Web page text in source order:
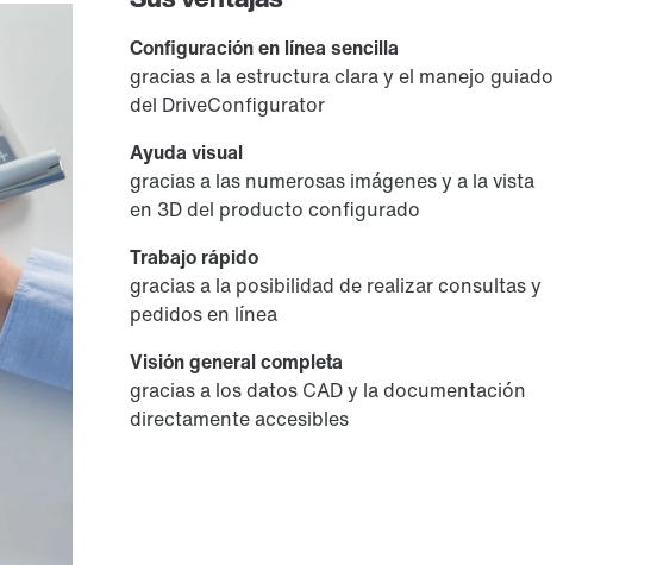
Configuración en línea sencilla
gracias a la estructura clara y el manejo guiado
del DriveConfigurator
Ayuda visual
gracias a las numerosas imágenes y a la vista
en 3D del producto configurado
Trabajo rápido
gracias a la posibilidad de realizar consultas y
pedidos en línea
Visión general completa
gracias a los datos CAD y la documentación
directamente accesibles